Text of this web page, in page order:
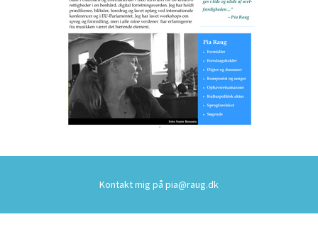
Kontakt mig på pia@raug.dk